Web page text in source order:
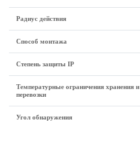
Радиус действия
Способ монтажа
Степень защиты IP
Температурные ограничения хранения и
перевозки
Угол обнаружения